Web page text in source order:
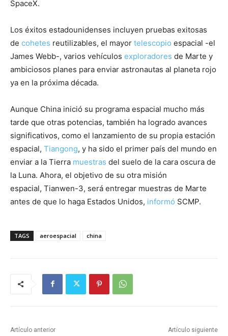
SpaceX.
Los éxitos estadounidenses incluyen pruebas exitosas
de cohetes reutilizables, el mayor telescopio espacial -el
James Webb-, varios vehículos exploradores de Marte y
ambiciosos planes para enviar astronautas al planeta rojo
ya en la próxima década.
Aunque China inició su programa espacial mucho más
tarde que otras potencias, también ha logrado avances
significativos, como el lanzamiento de su propia estación
espacial, Tiangong, y ha sido el primer país del mundo en
enviar a la Tierra muestras del suelo de la cara oscura de
la Luna. Ahora, el objetivo de su otra misión
espacial, Tianwen-3, será entregar muestras de Marte
antes de que lo haga Estados Unidos, informó SCMP.
TAGS aeroespacial china
Artículo anterior Artículo siguiente